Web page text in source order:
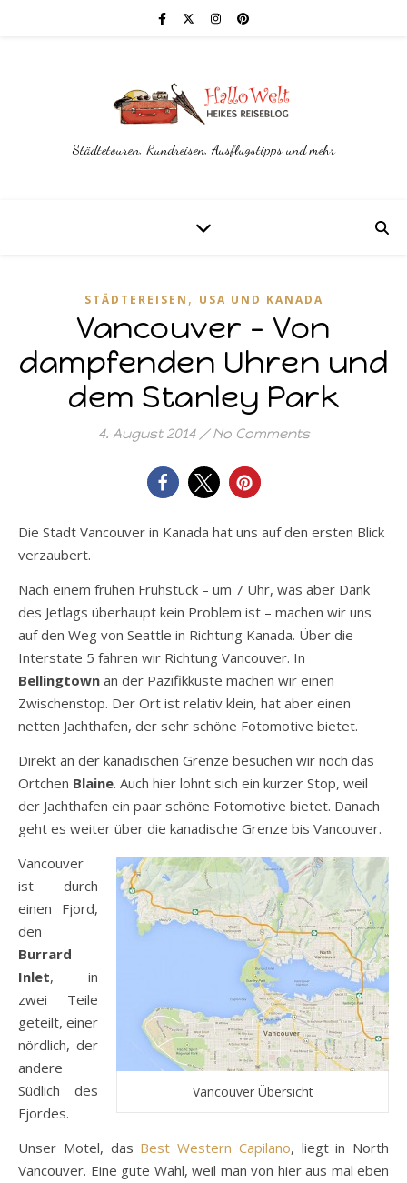
Städtetouren, Rundreisen, Ausflugstipps und mehr
STÄDTEREISEN , USA UND KANADA
Vancouver – Von
dampfenden Uhren und
dem Stanley Park
4. August 2014 / No Comments
Die Stadt Vancouver in Kanada hat uns auf den ersten Blick
verzaubert.
Nach einem frühen Frühstück – um 7 Uhr, was aber Dank
des Jetlags überhaupt kein Problem ist – machen wir uns
auf den Weg von Seattle in Richtung Kanada. Über die
Interstate 5 fahren wir Richtung Vancouver. In
Bellingtown an der Pazifikküste machen wir einen
Zwischenstop. Der Ort ist relativ klein, hat aber einen
netten Jachthafen, der sehr schöne Fotomotive bietet.
Direkt an der kanadischen Grenze besuchen wir noch das
Örtchen Blaine. Auch hier lohnt sich ein kurzer Stop, weil
der Jachthafen ein paar schöne Fotomotive bietet. Danach
geht es weiter über die kanadische Grenze bis Vancouver.
Vancouver Übersicht
Vancouver
ist durch
einen Fjord,
den
Burrard
Inlet, in
zwei Teile
geteilt, einer
nördlich, der
andere
Südlich des
Fjordes.
Unser Motel, das Best Western Capilano, liegt in North
Vancouver. Eine gute Wahl, weil man von hier aus mal eben